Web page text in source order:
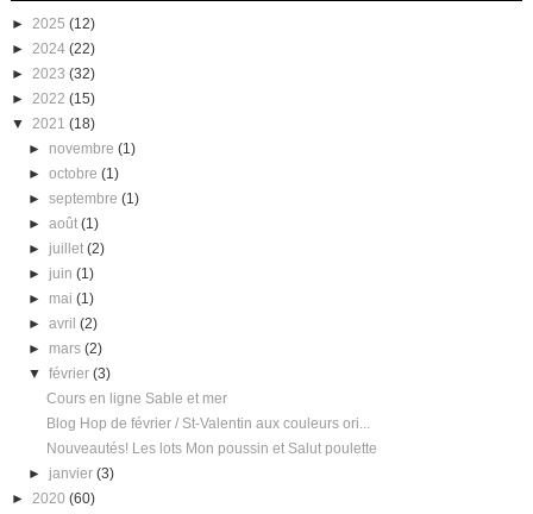
► 2025 (12)
► 2024 (22)
► 2023 (32)
► 2022 (15)
▼ 2021 (18)
► novembre (1)
►octobre (1)
►septembre (1)
►août (1)
► juillet (2)
► juin (1)
► mai (1)
►avril (2)
► mars (2)
▼février (3)
Cours en ligne Sable et mer
Blog Hop de février / St-Valentin aux couleurs ori...
Nouveautés! Les lots Mon poussin et Salut poulette
► janvier (3)
► 2020 (60)